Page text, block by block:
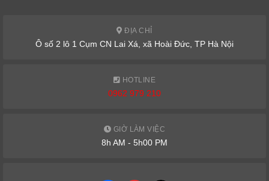
ĐỊA CHỈ
Ô số 2 lô 1 Cụm CN Lai Xá, xã Hoài Đức, TP Hà Nội
HOTLINE
0962 979 210
GIỜ LÀM VIỆC
8h AM - 5h00 PM